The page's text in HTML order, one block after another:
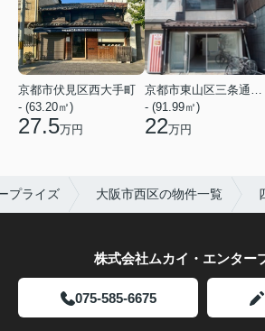
京都市伏見区西大手町
- (63.20㎡)
27.5万円
- (91.99㎡)
22万円
プライズ 大阪市西区の物件一覧
株式会社ムカイ・エンター
075-585-6675